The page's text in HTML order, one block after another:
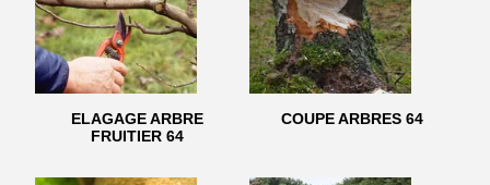
ELAGAGE ARBRE
FRUITIER 64
COUPE ARBRES 64